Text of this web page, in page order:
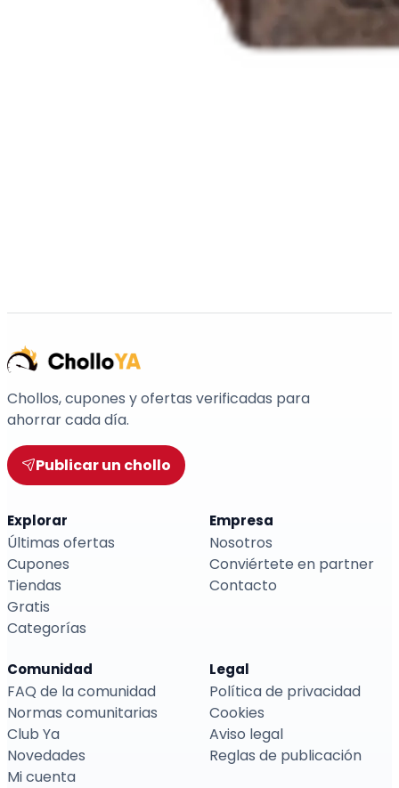
Chollos, cupones y ofertas verificadas para
ahorrar cada día.
Publicar un chollo
Explorar
Últimas ofertas
Cupones
Tiendas
Gratis
Categorías
Empresa
Nosotros
Conviértete en partner
Contacto
Comunidad
FAQ de la comunidad
Normas comunitarias
Club Ya
Novedades
Mi cuenta
Legal
Política de privacidad
Cookies
Aviso legal
Reglas de publicación